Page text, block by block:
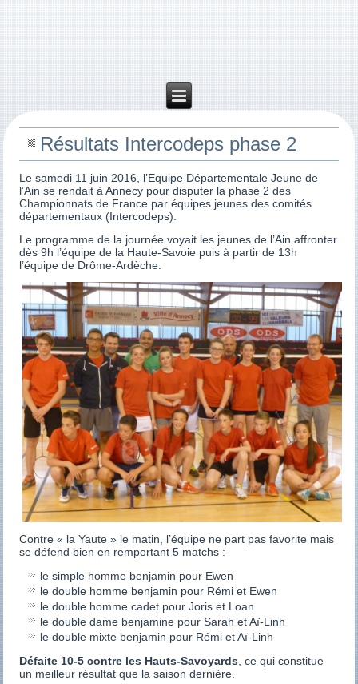
Résultats Intercodeps phase 2
Le samedi 11 juin 2016, l’Equipe Départementale Jeune de
l’Ain se rendait à Annecy pour disputer la phase 2 des
Championnats de France par équipes jeunes des comités
départementaux (Intercodeps).
Le programme de la journée voyait les jeunes de l’Ain affronter
dès 9h l’équipe de la Haute-Savoie puis à partir de 13h
l’équipe de Drôme-Ardèche.
Contre « la Yaute » le matin, l’équipe ne part pas favorite mais
se défend bien en remportant 5 matchs :
le simple homme benjamin pour Ewen
le double homme benjamin pour Rémi et Ewen
le double homme cadet pour Joris et Loan
le double dame benjamine pour Sarah et Aï-Linh
le double mixte benjamin pour Rémi et Aï-Linh
Défaite 10-5 contre les Hauts-Savoyards , ce qui constitue
un meilleur résultat que la saison dernière.